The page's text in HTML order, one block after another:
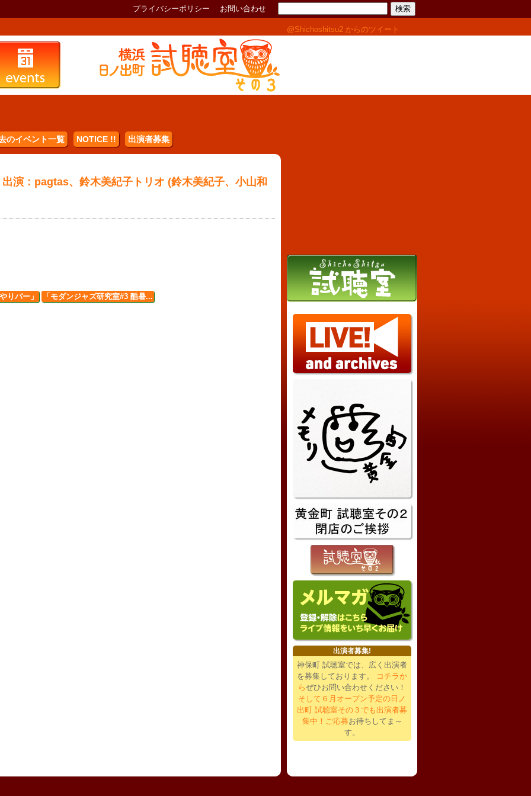
のイベント一覧 NOTICE !! 出演者募集
演：pagtas、鈴木美紀子トリオ (鈴木美紀子、小山和
りバー」 「モダンジャズ研究室#3 酷暑...
出演者募集!
神保町 試聴室では、広く出演者
を募集しております。
コチラか
らぜひお問い合わせください！
そして６月オープン予定の日ノ
出町 試聴室その３でも出演者募
集中！ご応募お待ちしてま～
す。
@Shichoshitsu2 からのツイート
プライバシーポリシー お問い合わせ